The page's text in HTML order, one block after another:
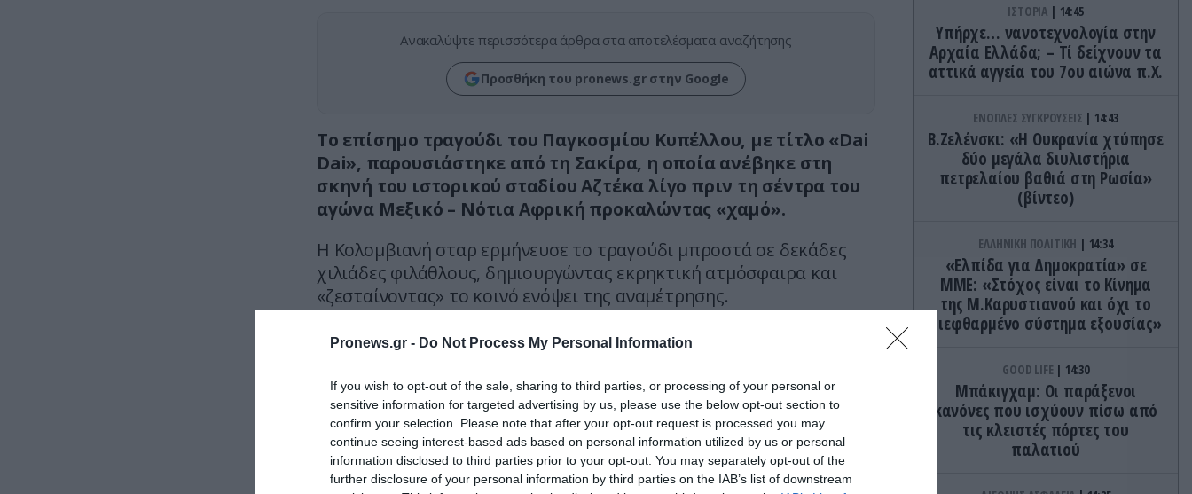
Pronews.gr - Do Not Process My Personal Information
If you wish to opt-out of the sale, sharing to third parties, or processing of your personal or
sensitive information for targeted advertising by us, please use the below opt-out section to
confirm your selection. Please note that after your opt-out request is processed you may
continue seeing interest-based ads based on personal information utilized by us or personal
information disclosed to third parties prior to your opt-out. You may separately opt-out of the
further disclosure of your personal information by third parties on the IAB’s list of downstream
Ανακαλύψτε περισσότερα άρθρα στα αποτελέσματα αναζήτησης
Προσθήκη του pronews.gr στην Google
Το επίσημο τραγούδι του Παγκοσμίου Κυπέλλου, με τίτλο «Dai
Dai», παρουσιάστηκε από τη Σακίρα, η οποία ανέβηκε στη
σκηνή του ιστορικού σταδίου Αζτέκα λίγο πριν τη σέντρα του
αγώνα Μεξικό – Νότια Αφρική προκαλώντας «χαμό».
Η Κολομβιανή σταρ ερμήνευσε το τραγούδι μπροστά σε δεκάδες
χιλιάδες φιλάθλους, δημιουργώντας εκρηκτική ατμόσφαιρα και
«ζεσταίνοντας» το κοινό ενόψει της αναμέτρησης.
ΙΣΤΟΡΙΑ 14:45
Υπήρχε… νανοτεχνολογία στην
Αρχαία Ελλάδα; – Τί δείχνουν τα
αττικά αγγεία του 7ου αιώνα π.Χ.
ΕΝΟΠΛΕΣ ΣΥΓΚΡΟΥΣΕΙΣ 14:43
Β.Ζελένσκι: «Η Ουκρανία χτύπησε
δύο μεγάλα διυλιστήρια
πετρελαίου βαθιά στη Ρωσία»
(βίντεο)
ΕΛΛΗΝΙΚΗ ΠΟΛΙΤΙΚΗ 14:34
«Ελπίδα για Δημοκρατία» σε
ΜΜΕ: «Στόχος είναι το Κίνημα
της Μ.Καρυστιανού και όχι το
διεφθαρμένο σύστημα εξουσίας»
GOOD LIFE 14:30
Μπάκιγχαμ: Οι παράξενοι
κανόνες που ισχύουν πίσω από
τις κλειστές πόρτες του
παλατιού